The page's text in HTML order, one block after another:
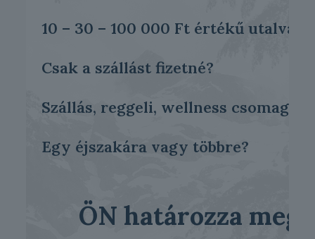
10 – 30 – 100 000 Ft értékű
Csak a szállást fizetné?
Szállás, reggeli, wellness csomagot?
Egy éjszakára vagy többre?
ÖN határozza meg!